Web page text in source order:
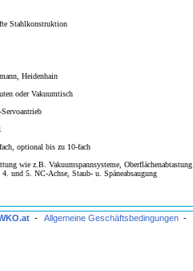
Stahlkonstruktion
Heidenhain
oder Vakuumtisch
optional bis zu 10-fach
wie z.B. Vakuumspannsysteme, Oberflächenabtastung
4. und 5. NC-Achse, Staub- u. Späneabsaugung
- Allgemeine Geschäftsbedingungen -